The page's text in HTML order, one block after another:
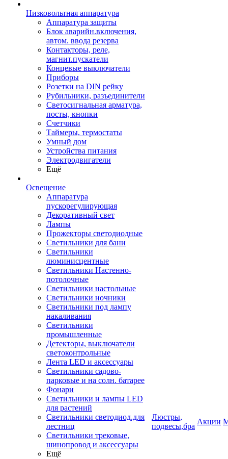
Низковольтная аппаратура
Аппаратура защиты
Блок аварийн.включения,
автом. ввода резерва
Контакторы, реле,
магнит.пускатели
Концевые выключатели
Приборы
Розетки на DIN рейку
Рубильники, разъединители
Светосигнальная арматура,
посты, кнопки
Счетчики
Таймеры, термостаты
Умный дом
Устройства питания
Электродвигатели
Ещё
Освещение
Аппаратура
пускорегулирующая
Декоративный свет
Лампы
Прожекторы светодиодные
Светильники для бани
Светильники
люминисцентные
Светильники Настенно-
потолочные
Светильники настольные
Светильники ночники
Светильники под лампу
накаливания
Светильники
промышленные
Детекторы, выключатели
светоконтрольные
Лента LED и аксессуары
Светильники садово-
парковые и на солн. батарее
Фонари
Светильники и лампы LED
для растений
Светильники светодиод.для
лестниц
Светильники трековые,
шинопровод и аксессуары
Ещё
Люстры,
подвесы,бра
Акции